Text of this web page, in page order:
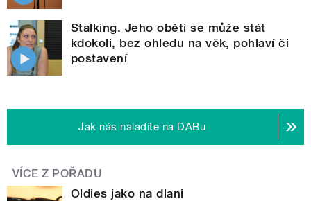
Stalking. Jeho obětí se může stát
kdokoli, bez ohledu na věk, pohlaví či
postavení
Jak nás naladíte na DABu
VÍCE Z POŘADU
Oldies jako na dlani